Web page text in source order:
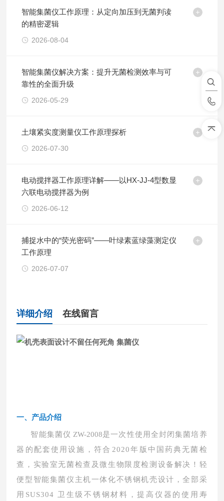
智能集菌仪工作原理：从定向加压到无菌判读
的精密逻辑
2026-08-04
智能集菌仪解决方案：提升无菌检测效率与可
靠性的全面升级
2026-05-29
土壤紧实度测量仪工作原理探析
2026-07-30
电动搅拌器工作原理详解——以HX-JJ-4型数显
六联电动搅拌器为例
2026-06-12
捕捉水中的“荧光密码”——叶绿素蓝绿藻测定仪
工作原理
2026-07-07
详细介绍 在线留言
一、 产品介绍
智能集菌仪 ZW-2008是一次性使用全封闭集菌培养
器的配套使用设施，符合 2020年版中国药典无菌检
查，实验室无菌检查及微生物限度检测设备解决！轻
便型智能集菌仪主机一体化不锈钢机壳设计，全部采
用 SUS304 卫生级不锈钢材料，提高仪器的使用寿